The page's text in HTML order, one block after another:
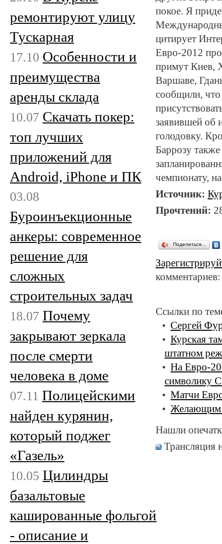
покое. Я
цитирует
Евро-2012
примут Киев,
Варшаве,
сообщили, что
заявившей об
голодовку.
Баррозу также
чемпионату,
Источник:
Прочтений:
Поделиться…
Ссылки по
Сергей
Курская
штатном
На Евро-
символику
Матчи
Желающим
Нашли
Трансляция
ремонтируют улицу
Тускарная
17.10 Особенности и
преимущества
аренды склада
10.07 Скачать покер:
топ лучших
приложений для
Android, iPhone и ПК
03.08
Буроинъекционные
анкеры: современное
решение для
сложных
строительных задач
18.07 Почему
закрывают зеркала
после смерти
человека в доме
07.11 Полицейскими
найден курянин,
который поджег
«Газель»
10.05 Цилиндры
базальтовые
кашированные фольгой
- описание и